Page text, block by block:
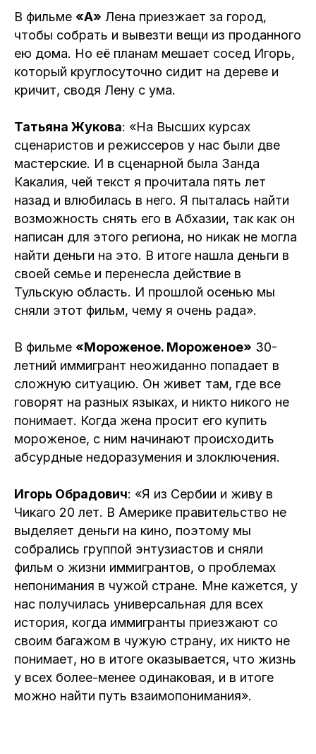
В фильме «А» Лена приезжает за город,
чтобы собрать и вывезти вещи из проданного
ею дома. Но её планам мешает сосед Игорь,
который круглосуточно сидит на дереве и
кричит, сводя Лену с ума.
Татьяна Жукова: «На Высших курсах
сценаристов и режиссеров у нас были две
мастерские. И в сценарной была Занда
Какалия, чей текст я прочитала пять лет
назад и влюбилась в него. Я пыталась найти
возможность снять его в Абхазии, так как он
написан для этого региона, но никак не могла
найти деньги на это. В итоге нашла деньги в
своей семье и перенесла действие в
Тульскую область. И прошлой осенью мы
сняли этот фильм, чему я очень рада».
В фильме «Мороженое. Мороженое» 30-
летний иммигрант неожиданно попадает в
сложную ситуацию. Он живет там, где все
говорят на разных языках, и никто никого не
понимает. Когда жена просит его купить
мороженое, с ним начинают происходить
абсурдные недоразумения и злоключения.
Игорь Обрадович: «Я из Сербии и живу в
Чикаго 20 лет. В Америке правительство не
выделяет деньги на кино, поэтому мы
собрались группой энтузиастов и сняли
фильм о жизни иммигрантов, о проблемах
непонимания в чужой стране. Мне кажется, у
нас получилась универсальная для всех
история, когда иммигранты приезжают со
своим багажом в чужую страну, их никто не
понимает, но в итоге оказывается, что жизнь
у всех более-менее одинаковая, и в итоге
можно найти путь взаимопонимания».